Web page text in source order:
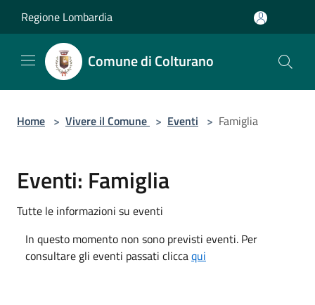
Regione Lombardia
Comune di Colturano
Home > Vivere il Comune > Eventi > Famiglia
Eventi: Famiglia
Tutte le informazioni su eventi
In questo momento non sono previsti eventi. Per
consultare gli eventi passati cliccaqui